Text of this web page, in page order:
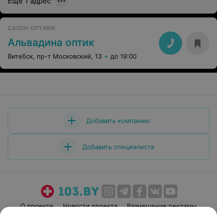
САЛОН ОПТИКИ
Альвадина оптик
Витебск, пр-т Московский, 13 до 19:00
Добавить компанию
Добавить специалиста
О проекте Новости проекта
Размещение рекламы